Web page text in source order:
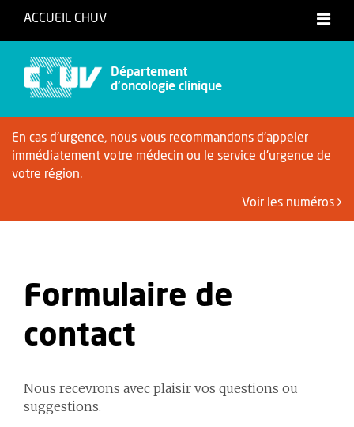
ACCUEIL CHUV
Département
d'oncologie clinique
En cas d'urgence, nous vous recommandons d'appeler
immédiatement votre médecin ou le service d'urgence de
votre région.
Voir les numéros
Formulaire de
contact
Nous recevrons avec plaisir vos questions ou
suggestions.